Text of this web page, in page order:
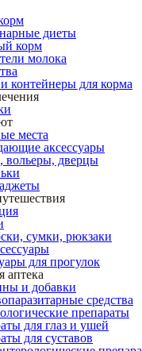
диеты
корм
молока
контейнеры для корма
места
аксессуары
вольеры, дверцы
сумки, рюкзаки
для прогулок
аптека
и добавки
средства
препараты
для глаз и ушей
для суставов